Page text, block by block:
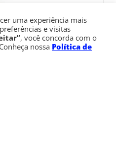
uma experiência mais
e visitas
, você concorda com o
nossa Política de